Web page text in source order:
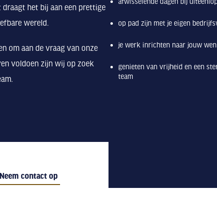
draagt het bij aan een prettige
wereld.
om aan de vraag van onze
voldoen zijn wij op zoek
op pad zijn met je eigen
je werk inrichten naar jouw
genieten van vrijheid en een
team
Neem contact op